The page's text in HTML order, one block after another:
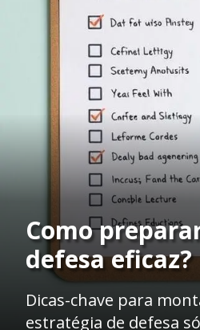
Como
defesa eficaz?
Dicas-chave para
estratégia de defesa